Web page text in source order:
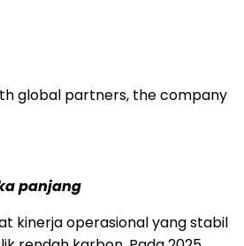
global partners, the company
panjang
kinerja operasional yang stabil